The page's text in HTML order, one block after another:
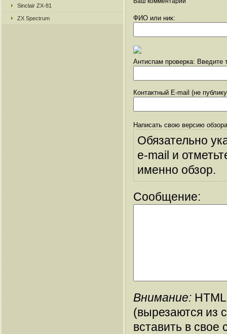
Sinclair ZX-81
ZX Spectrum ФИО или ник:
Антиспам проверка: Введите
Контактный E-mail (не
Написать свою версию
Обязательно
e-mail и
именно обзор.
Сообщение:
Внимание:
(вырезаются из
вставить в